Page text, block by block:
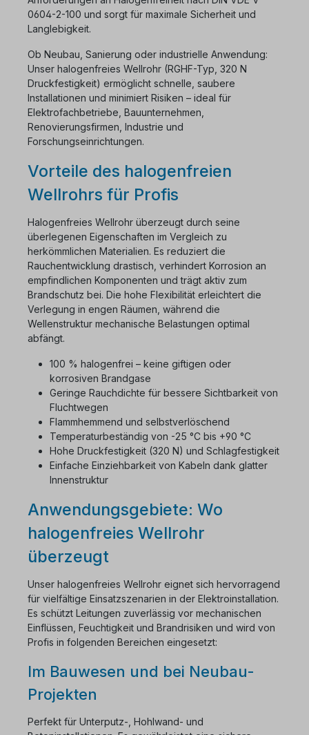
0604-2-100 und sorgt für maximale Sicherheit und
Langlebigkeit.
Ob Neubau, Sanierung oder industrielle Anwendung:
Unser halogenfreies Wellrohr (RGHF-Typ, 320 N
Druckfestigkeit) ermöglicht schnelle, saubere
Installationen und minimiert Risiken – ideal für
Elektrofachbetriebe, Bauunternehmen,
Renovierungsfirmen, Industrie und
Forschungseinrichtungen.
Vorteile des halogenfreien
Wellrohrs für Profis
Halogenfreies Wellrohr überzeugt durch seine
überlegenen Eigenschaften im Vergleich zu
herkömmlichen Materialien. Es reduziert die
Rauchentwicklung drastisch, verhindert Korrosion an
empfindlichen Komponenten und trägt aktiv zum
Brandschutz bei. Die hohe Flexibilität erleichtert die
Verlegung in engen Räumen, während die
Wellenstruktur mechanische Belastungen optimal
abfängt.
100 % halogenfrei – keine giftigen oder
korrosiven Brandgase
Geringe Rauchdichte für bessere Sichtbarkeit von
Fluchtwegen
Flammhemmend und selbstverlöschend
Temperaturbeständig von -25 °C bis +90 °C
Hohe Druckfestigkeit (320 N) und Schlagfestigkeit
Einfache Einziehbarkeit von Kabeln dank glatter
Innenstruktur
Anwendungsgebiete: Wo
halogenfreies Wellrohr
überzeugt
Unser halogenfreies Wellrohr eignet sich hervorragend
für vielfältige Einsatzszenarien in der Elektroinstallation.
Es schützt Leitungen zuverlässig vor mechanischen
Einflüssen, Feuchtigkeit und Brandrisiken und wird von
Profis in folgenden Bereichen eingesetzt:
Im Bauwesen und bei Neubau-
Projekten
Perfekt für Unterputz-, Hohlwand- und